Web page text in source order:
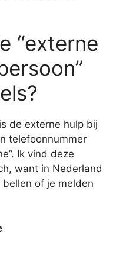
“externe
de externe hulp bij
telefoonnummer
Ik vind deze
want in Nederland
of je melden